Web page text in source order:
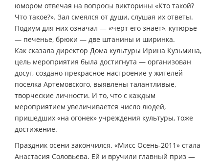
юмором отвечая на вопросы викторины «Кто такой?
Что такое?». Зал смеялся от души, слушая их ответы.
Подиум для них означал — «черт его знает», кутюрье
— печенье, брюки — две штанины и ширинка.
Как сказала директор Дома культуры Ирина Кузьмина,
цель мероприятия была достигнута — организован
досуг, создано прекрасное настроение у жителей
поселка Артемовского, выявлены талантливые,
творческие личности. И то, что с каждым
мероприятием увеличивается число людей,
пришедших «на огонек» учреждения культуры, тоже
достижение.
Праздник осени закончился. «Мисс Осень-2011» стала
Анастасия Соловьева. Ей и вручили главный приз —